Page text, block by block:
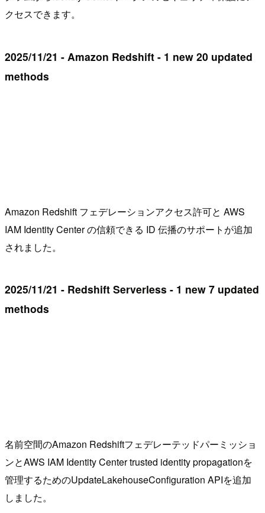
クセスできます。
2025/11/21 - Amazon Redshift - 1 new 20 updated
methods
Amazon Redshift フェデレーションアクセス許可と AWS
IAM Identity Center の信頼できる ID 伝播のサポートが追加
されました。
2025/11/21 - Redshift Serverless - 1 new 7 updated
methods
名前空間のAmazon Redshiftフェデレーテッドパーミッショ
ンとAWS IAM Identity Center trusted identity propagationを
管理するためのUpdateLakehouseConfiguration APIを追加
しました。